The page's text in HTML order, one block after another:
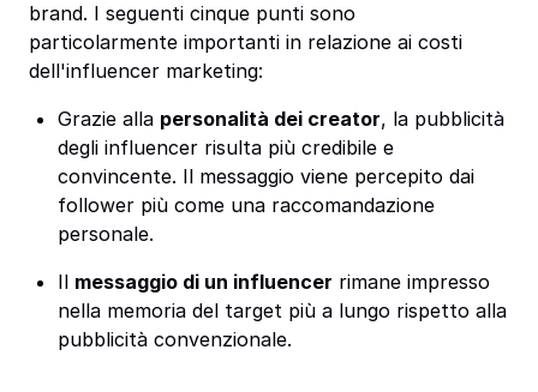
brand. I seguenti cinque punti sono
particolarmente importanti in relazione ai costi
dell'influencer marketing:
Grazie alla personalità dei creator, la pubblicità
degli influencer risulta più credibile e
convincente. Il messaggio viene percepito dai
follower più come una raccomandazione
personale.
Il messaggio di un influencer rimane impresso
nella memoria del target più a lungo rispetto alla
pubblicità convenzionale.